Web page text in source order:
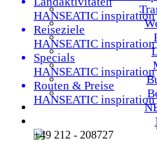
+49 212 - 208727
HANSEATIC inspiration
Reiseziele
HANSEATIC inspiration
Specials
HANSEATIC inspiration
Routen & Preise
HANSEATIC inspiration